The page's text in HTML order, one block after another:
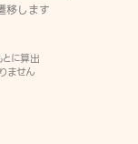
移します
に算出
ません